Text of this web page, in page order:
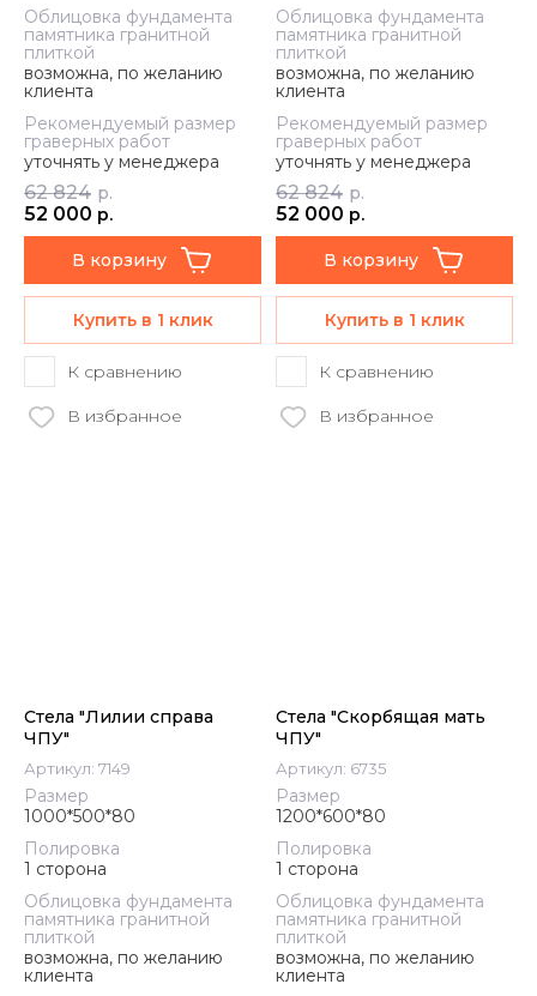
Облицовка фундамента
памятника гранитной
плиткой
возможна, по желанию
клиента
Рекомендуемый размер
граверных работ
уточнять у менеджера
62 824 р.
52 000 р.
В корзину
Купить в 1 клик
К сравнению
В избранное
Облицовка фундамента
памятника гранитной
плиткой
возможна, по желанию
клиента
Рекомендуемый размер
граверных работ
уточнять у менеджера
62 824 р.
52 000 р.
В корзину
Купить в 1 клик
К сравнению
В избранное
Стела "Лилии справа
ЧПУ"
Артикул: 7149
Размер
1000*500*80
Полировка
1 сторона
Облицовка фундамента
памятника гранитной
плиткой
возможна, по желанию
клиента
Стела "Скорбящая мать
ЧПУ"
Артикул: 6735
Размер
1200*600*80
Полировка
1 сторона
Облицовка фундамента
памятника гранитной
плиткой
возможна, по желанию
клиента